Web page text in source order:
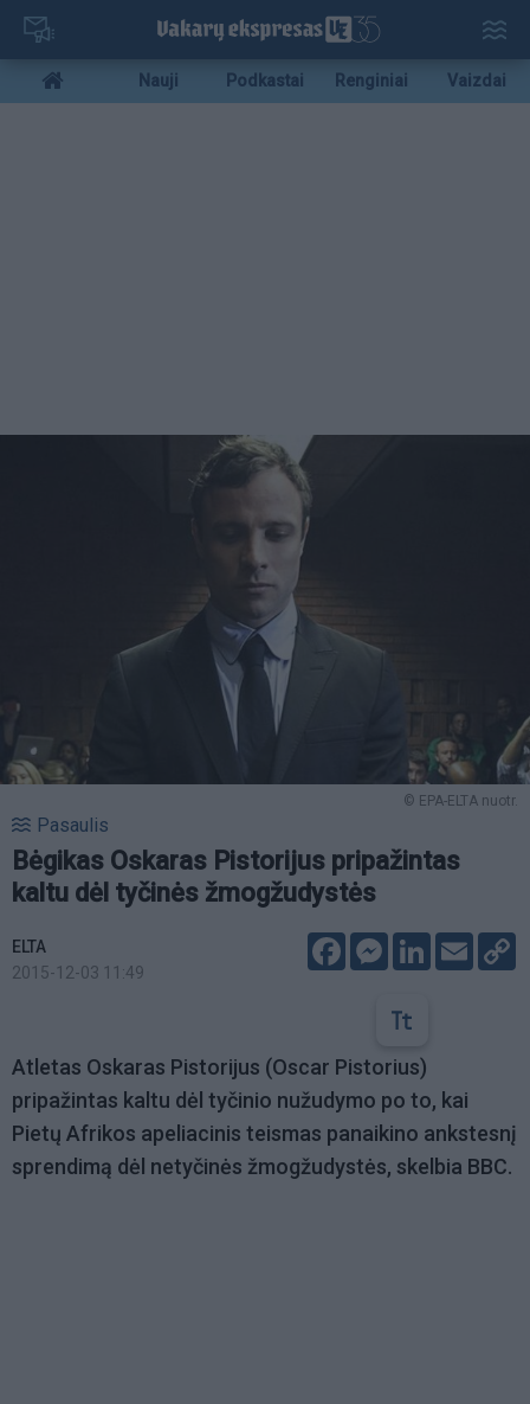
Pereiti
pagrindinį
turinį
Mobile
menu
Nauji Podkastai Renginiai Vaizdai
© EPA-ELTA nuotr.
Pasaulis
Bėgikas Oskaras Pistorijus pripažintas
kaltu dėl tyčinės žmogžudystės
ELTA
2015-12-03 11:49
FacebookMessenger
LinkedIn
Email
Atletas Oskaras Pistorijus (Oscar Pistorius)
pripažintas kaltu dėl tyčinio nužudymo po to, kai
Pietų Afrikos apeliacinis teismas panaikino ankstesnį
sprendimą dėl netyčinės žmogžudystės, skelbia BBC.